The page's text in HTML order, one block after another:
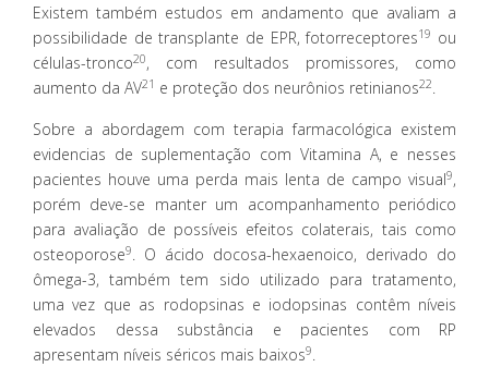
Existem também estudos em andamento que avaliam a
possibilidade de transplante de EPR, fotorreceptores19 ou
células-tronco20, com resultados promissores, como
aumento da AV21 e proteção dos neurônios retinianos22.
Sobre a abordagem com terapia farmacológica existem
evidencias de suplementação com Vitamina A, e nesses
pacientes houve uma perda mais lenta de campo visual9,
porém deve-se manter um acompanhamento periódico
para avaliação de possíveis efeitos colaterais, tais como
osteoporose9. O ácido docosa-hexaenoico, derivado do
ômega-3, também tem sido utilizado para tratamento,
uma vez que as rodopsinas e iodopsinas contêm níveis
elevados dessa substância e pacientes com RP
apresentam níveis séricos mais baixos9.